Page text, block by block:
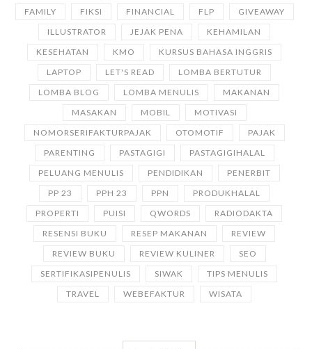
FAMILY
FIKSI FINANCIAL FLP
GIVEAWAY
ILLUSTRATOR
JEJAK PENA
KEHAMILAN
KESEHATAN
KMO
KURSUS BAHASA INGGRIS
LAPTOP
LET'S READ
LOMBA BERTUTUR
LOMBA BLOG
LOMBA MENULIS
MAKANAN
MASAKAN
MOBIL
MOTIVASI
NOMORSERIFAKTURPAJAK
OTOMOTIF
PAJAK
PARENTING
PASTAGIGI
PASTAGIGIHALAL
PELUANG MENULIS
PENDIDIKAN
PENERBIT
PP 23
PPH 23 PPN
PRODUKHALAL
PROPERTI
PUISI QWORDS
RADIODAKTA
RESENSI BUKU
RESEP MAKANAN
REVIEW
REVIEW BUKU
REVIEW KULINER
SEO
SERTIFIKASIPENULIS
SIWAK
TIPS MENULIS
TRAVEL
WEBEFAKTUR WISATA